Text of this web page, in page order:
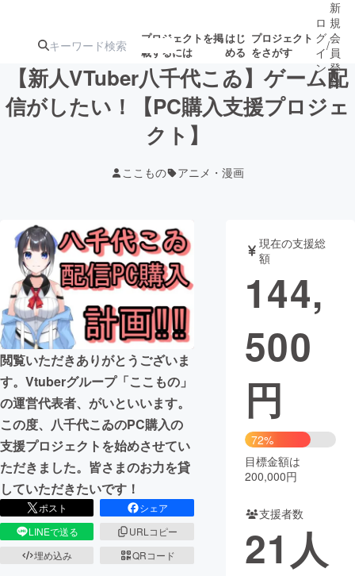
プロジェクトを掲
載するには
はじ
める
プロジェクト
をさがす
注目の新着プロ 募集終了が近いプ
テクノロジー・ガジェット
書籍・雑誌
ビジネス・起業 チャレンジ
まちづくり・地域活性化
CAMPFIRE for Social Good
CAMPFIRE Creation
CAMPFIREふるさと納税machi-ya コミュニティ
ロ
グ
イ
ン
/
新
規
会
員
登
録
【新人VTuber八千代こゐ】ゲーム配
信がしたい！【PC購入支援プロジェ
クト】
ここもの アニメ・漫画
閲覧いただきありがとうございま
す。Vtuberグループ「ここもの」
の運営代表者、がいといいます。
この度、八千代こゐのPC購入の
支援プロジェクトを始めさせてい
ただきました。皆さまのお力を貸
していただきたいです！
ポスト
シェア
LINEで送る
URLコピー
埋め込み
QRコード
現在の支援総
額
144,
500
円
72%
目標金額は
200,000円
支援者数
21 人